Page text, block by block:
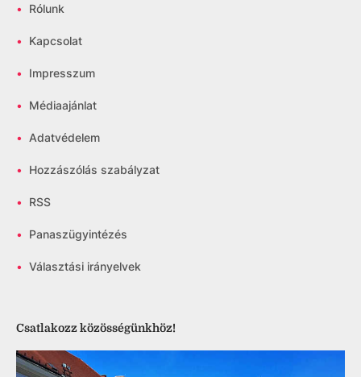
• Rólunk
• Kapcsolat
• Impresszum
• Médiaajánlat
• Adatvédelem
• Hozzászólás szabályzat
• RSS
• Panaszügyintézés
• Választási irányelvek
Csatlakozz közösségünkhöz!